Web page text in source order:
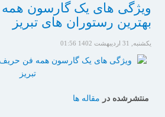
ویژگی های یک گارسون
بهترین رستوران های تبریز
یکشنبه, 31 ارديبهشت 1402 01:56
منتشرشده در مقاله ها